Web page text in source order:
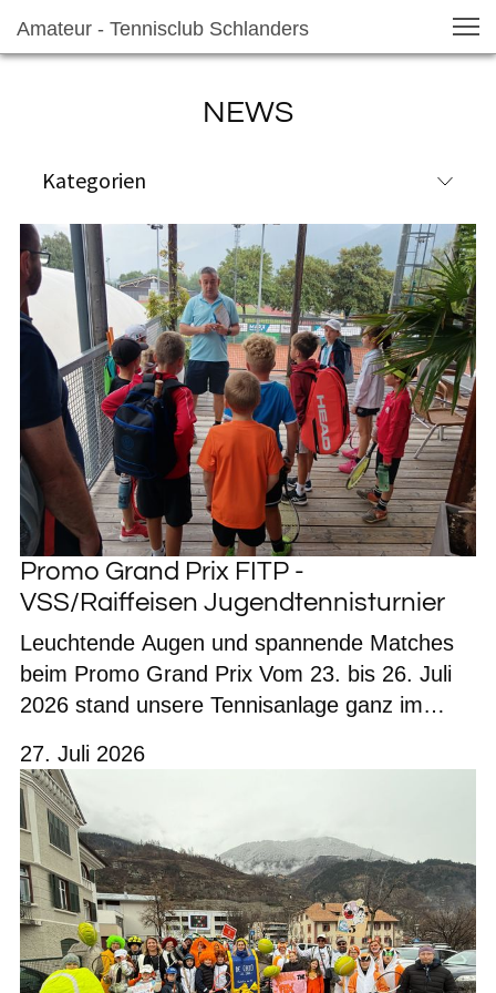
Amateur - Tennisclub Schlanders
NEWS
Kategorien
Promo Grand Prix FITP -
VSS/Raiffeisen Jugendtennisturnier
Leuchtende Augen und spannende Matches
beim Promo Grand Prix Vom 23. bis 26. Juli
2026 stand unsere Tennisanlage ganz im
VSS/Raiffeisen Tennis Promo Grand Prix
zeigten die jungen Spielerinnen und Spieler in
den Kategorien U8, U10, U12 und U14
mitreißendes Tennis, großen Einsatz und vor
allem viel Freude am Sport. Für den Amateur
Tennis Club Schlanders gingen folgende
Nachwuchstalente an den Start: Alex
Platzgummer, Raphael Gufler, Felix Theiner,
27. Juli 2026